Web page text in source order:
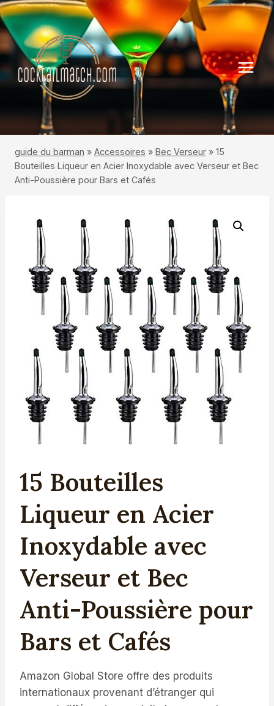
Aller
au
contenu
guide du barman » Accessoires » Bec Verseur » 15
Bouteilles Liqueur en Acier Inoxydable avec Verseur et Bec
Anti-Poussière pour Bars et Cafés
15 Bouteilles
Liqueur en Acier
Inoxydable avec
Verseur et Bec
Anti-Poussière pour
Bars et Cafés
Amazon Global Store offre des produits
internationaux provenant d’étranger qui